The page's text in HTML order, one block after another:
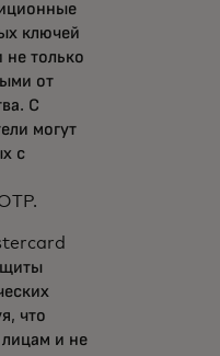
ключей
только
от
С
могут
с
что
и не